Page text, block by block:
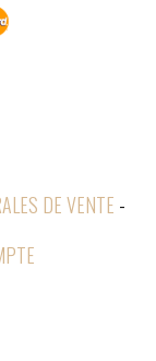
DE VENTE